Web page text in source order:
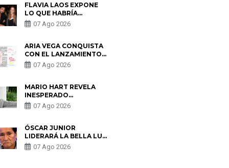
FLAVIA LAOS EXPONE
LO QUE HABRÍA
BUSCADO PABLO
HEREDIA CON ALE
PARTES QUERÍA EL
REMEMBER”
07 Ago 2026
ARIA VEGA CONQUISTA
CON EL LANZAMIENTO
DE “TOTOTO (+4)”
07 Ago 2026
MARIO HART REVELA
INESPERADO
PROBLEMA DE SALUD
ANTES DE SEPARARSE
ENCONTRARON UN
TUMOR”
07 Ago 2026
ÓSCAR JUNIOR
LIDERARÁ LA BELLA LUZ
TRAS SALIDA DE SU
PADRE POR POLÉMICA
07 Ago 2026